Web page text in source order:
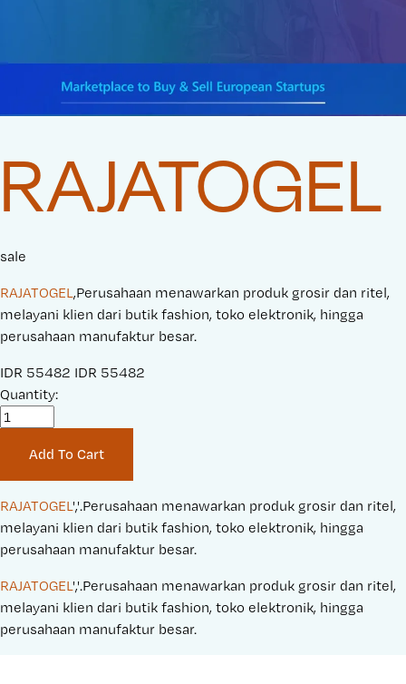
RAJATOGEL
sale
RAJATOGEL,Perusahaan menawarkan produk grosir dan ritel,
melayani klien dari butik fashion, toko elektronik, hingga
perusahaan manufaktur besar.
S
a
r
i
c
e
IDR 55482 O
i
n
a
l
P
i
c
e
IDR 55482
Quantity:
Add To Cart
RAJATOGEL ','.Perusahaan menawarkan produk grosir dan ritel,
melayani klien dari butik fashion, toko elektronik, hingga
perusahaan manufaktur besar.
RAJATOGEL ','.Perusahaan menawarkan produk grosir dan ritel,
melayani klien dari butik fashion, toko elektronik, hingga
perusahaan manufaktur besar.